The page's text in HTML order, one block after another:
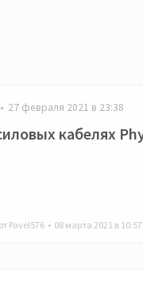
27 февраля 2021 в 23:38
кабелях
Pavel576 • 08 марта 2021 в 10:57